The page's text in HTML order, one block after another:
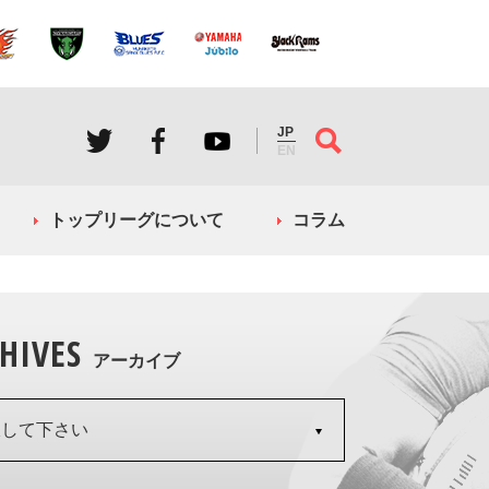
JP
EN
トップリーグについて コラム
アーカイブ
て下さい